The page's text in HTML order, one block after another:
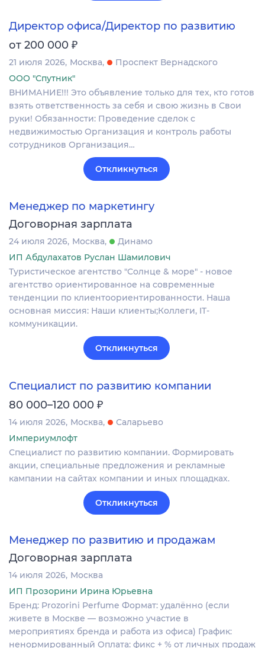
Директор офиса/Директор по развитию
от 200 000 ₽
21 июля 2026 Москва
Проспект Вернадского
ООО "Спутник"
ВНИМАНИЕ!!! Это объявление только для тех, кто готов
взять ответственность за себя и свою жизнь в Свои
руки! Обязанности: Проведение сделок с
недвижимостью Организация и контроль работы
сотрудников Организация…
Откликнуться
Менеджер по маркетингу
Договорная зарплата
24 июля 2026 Москва
Динамо
ИП Абдулахатов Руслан Шамилович
Туристическое агентство "Солнце & море" - новое
агентство ориентированное на современные
тенденции по клиентоориентированности. Наша
основная миссия: Наши клиенты;Коллеги, IT-
коммуникации.
Откликнуться
Специалист по развитию компании
80 000–120 000 ₽
14 июля 2026 Москва
Саларьево
Империумлофт
Специалист по развитию компании. Формировать
акции, специальные предложения и рекламные
кампании на сайтах компании и иных площадках.
Откликнуться
Менеджер по развитию и продажам
Договорная зарплата
14 июля 2026 Москва
ИП Прозорини Ирина Юрьевна
Бренд: Prozorini Perfume Формат: удалённо (если
живете в Москве — возможно участие в
мероприятиях бренда и работа из офиса) График:
ненормированный Оплата: фикс + % от личных продаж